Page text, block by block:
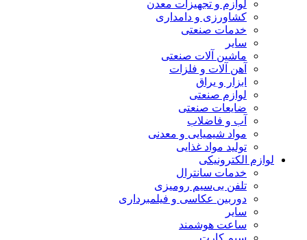
لوازم و تجهیزات معدن
کشاورزی و دامداری
خدمات صنعتی
سایر
ماشین آلات صنعتی
آهن آلات و فلزات
ابزار و یراق
لوازم صنعتی
ضایعات صنعتی
آب و فاضلاب
مواد شیمیایی و معدنی
تولید مواد غذایی
لوازم الکترونیکی
خدمات سانترال
تلفن بی‌سیم رومیزی
دوربین عکاسی و فیلمبرداری
سایر
ساعت هوشمند